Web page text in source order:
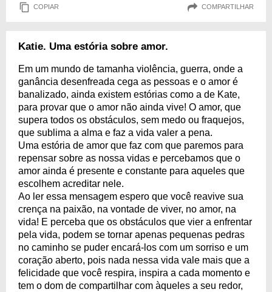
COPIAR COMPARTILHAR
Katie. Uma estória sobre amor.
Em um mundo de tamanha violência, guerra, onde a
ganância desenfreada cega as pessoas e o amor é
banalizado, ainda existem estórias como a de Kate,
para provar que o amor não ainda vive! O amor, que
supera todos os obstáculos, sem medo ou fraquejos,
que sublima a alma e faz a vida valer a pena.
Uma estória de amor que faz com que paremos para
repensar sobre as nossa vidas e percebamos que o
amor ainda é presente e constante para aqueles que
escolhem acreditar nele.
Ao ler essa mensagem espero que você reavive sua
crença na paixão, na vontade de viver, no amor, na
vida! E perceba que os obstáculos que vier a enfrentar
pela vida, podem se tornar apenas pequenas pedras
no caminho se puder encará-los com um sorriso e um
coração aberto, pois nada nessa vida vale mais que a
felicidade que você respira, inspira a cada momento e
tem o dom de compartilhar com àqueles a seu redor,